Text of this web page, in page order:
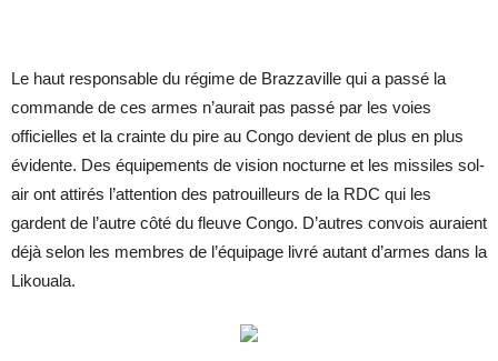
Le haut responsable du régime de Brazzaville qui a passé la
commande de ces armes n’aurait pas passé par les voies
officielles et la crainte du pire au Congo devient de plus en plus
évidente. Des équipements de vision nocturne et les missiles sol-
air ont attirés l’attention des patrouilleurs de la RDC qui les
gardent de l’autre côté du fleuve Congo. D’autres convois auraient
déjà selon les membres de l’équipage livré autant d’armes dans la
Likouala.